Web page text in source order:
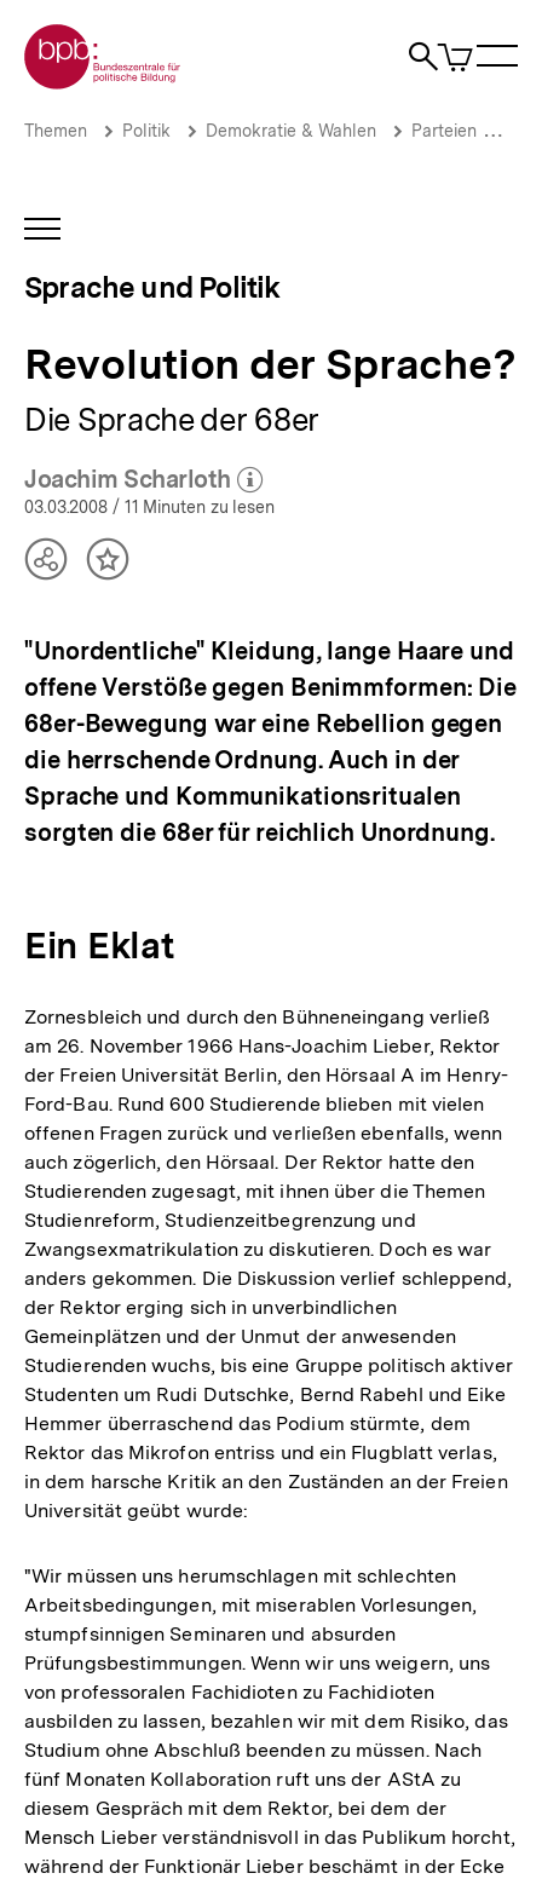
zum
Seiteninhalt
springen
Zur Startseite der bpb
Suche
Artikel
im
Revolution
Sprache
und
Brotkrümelnavigation
Pfadnavigation
Themen Politik Demokratie & Wahlen Parteien
INHALTSNAVIGATION
Sprache und Politik
Revolution der Sprache?
Die Sprache der 68er
Joachim Scharloth
(Mehr zum Autor)
öffnen
03.03.2008 / 11 Minuten zu lesen
TeilenInhalt
"Unordentliche" Kleidung, lange Haare und
offene Verstöße gegen Benimmformen: Die
68er-Bewegung war eine Rebellion gegen
die herrschende Ordnung. Auch in der
Sprache und Kommunikationsritualen
sorgten die 68er für reichlich Unordnung.
Ein Eklat
Zornesbleich und durch den Bühneneingang verließ
am 26. November 1966 Hans-Joachim Lieber, Rektor
der Freien Universität Berlin, den Hörsaal A im Henry-
Ford-Bau. Rund 600 Studierende blieben mit vielen
offenen Fragen zurück und verließen ebenfalls, wenn
auch zögerlich, den Hörsaal. Der Rektor hatte den
Studierenden zugesagt, mit ihnen über die Themen
Studienreform, Studienzeitbegrenzung und
Zwangsexmatrikulation zu diskutieren. Doch es war
anders gekommen. Die Diskussion verlief schleppend,
der Rektor erging sich in unverbindlichen
Gemeinplätzen und der Unmut der anwesenden
Studierenden wuchs, bis eine Gruppe politisch aktiver
Studenten um Rudi Dutschke, Bernd Rabehl und Eike
Hemmer überraschend das Podium stürmte, dem
Rektor das Mikrofon entriss und ein Flugblatt verlas,
in dem harsche Kritik an den Zuständen an der Freien
Universität geübt wurde:
"Wir müssen uns herumschlagen mit schlechten
Arbeitsbedingungen, mit miserablen Vorlesungen,
stumpfsinnigen Seminaren und absurden
Prüfungsbestimmungen. Wenn wir uns weigern, uns
von professoralen Fachidioten zu Fachidioten
ausbilden zu lassen, bezahlen wir mit dem Risiko, das
Studium ohne Abschluß beenden zu müssen. Nach
fünf Monaten Kollaboration ruft uns der AStA zu
diesem Gespräch mit dem Rektor, bei dem der
Mensch Lieber verständnisvoll in das Publikum horcht,
während der Funktionär Lieber beschämt in der Ecke